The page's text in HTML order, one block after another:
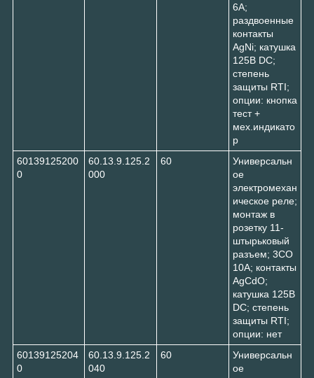
6A;
раздвоенные
контакты
AgNi; катушка
125В DC;
степень
защиты RTI;
опции: кнопка
тест +
мех.индикато
р
60139125200
0
60.13.9.125.2
000
60
Универсальн
ое
электромехан
ическое реле;
монтаж в
розетку 11-
штырьковый
разъем; 3CO
10A; контакты
AgCdO;
катушка 125В
DC; степень
защиты RTI;
опции: нет
60139125204
0
60.13.9.125.2
040
60
Универсальн
ое